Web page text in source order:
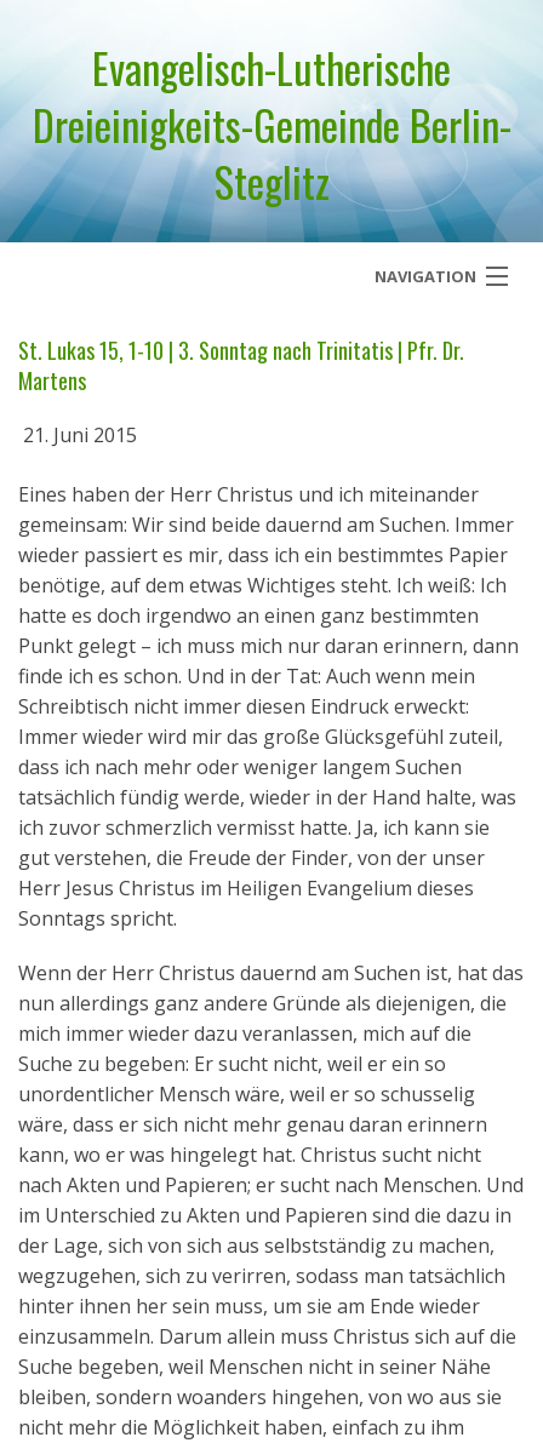
Evangelisch-Lutherische
Dreieinigkeits-Gemeinde Berlin-
Steglitz
NAVIGATION
Über uns
Geistliches Wort
Termine
Aktuelles
Kontakt
English
St. Lukas 15, 1-10 | 3. Sonntag nach Trinitatis | Pfr. Dr.
Martens
21. Juni 2015
Eines haben der Herr Christus und ich miteinander
gemeinsam: Wir sind beide dauernd am Suchen. Immer
wieder passiert es mir, dass ich ein bestimmtes Papier
benötige, auf dem etwas Wichtiges steht. Ich weiß: Ich
hatte es doch irgendwo an einen ganz bestimmten
Punkt gelegt – ich muss mich nur daran erinnern, dann
finde ich es schon. Und in der Tat: Auch wenn mein
Schreibtisch nicht immer diesen Eindruck erweckt:
Immer wieder wird mir das große Glücksgefühl zuteil,
dass ich nach mehr oder weniger langem Suchen
tatsächlich fündig werde, wieder in der Hand halte, was
ich zuvor schmerzlich vermisst hatte. Ja, ich kann sie
gut verstehen, die Freude der Finder, von der unser
Herr Jesus Christus im Heiligen Evangelium dieses
Sonntags spricht.
Wenn der Herr Christus dauernd am Suchen ist, hat das
nun allerdings ganz andere Gründe als diejenigen, die
mich immer wieder dazu veranlassen, mich auf die
Suche zu begeben: Er sucht nicht, weil er ein so
unordentlicher Mensch wäre, weil er so schusselig
wäre, dass er sich nicht mehr genau daran erinnern
kann, wo er was hingelegt hat. Christus sucht nicht
nach Akten und Papieren; er sucht nach Menschen. Und
im Unterschied zu Akten und Papieren sind die dazu in
der Lage, sich von sich aus selbstständig zu machen,
wegzugehen, sich zu verirren, sodass man tatsächlich
hinter ihnen her sein muss, um sie am Ende wieder
einzusammeln. Darum allein muss Christus sich auf die
Suche begeben, weil Menschen nicht in seiner Nähe
bleiben, sondern woanders hingehen, von wo aus sie
nicht mehr die Möglichkeit haben, einfach zu ihm